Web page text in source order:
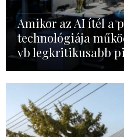
Amikor az AI ítél a
technológiája
vb legkritikusabb